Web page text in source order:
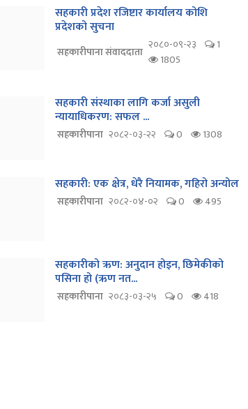
सहकारी प्रदेश रजिष्टार कार्यालय कोशि
प्रदेशको सुचना
सहकारीपाना संवाददाता २०८०-०९-२३
1
1805
सहकारी संस्थाका लागि कर्जा असुली
न्यायाधिकरण: सफल ...
सहकारीपाना २०८२-०३-२२ 0 1308
सहकारी: एक क्षेत्र, धेरै नियामक, गहिरो अन्योल
सहकारीपाना २०८२-०४-०२ 0 495
सहकारीको ऋण: अनुदान होइन, छिमेकीको
पसिना हो (ऋण नत...
सहकारीपाना २०८३-०३-२५ 0 418